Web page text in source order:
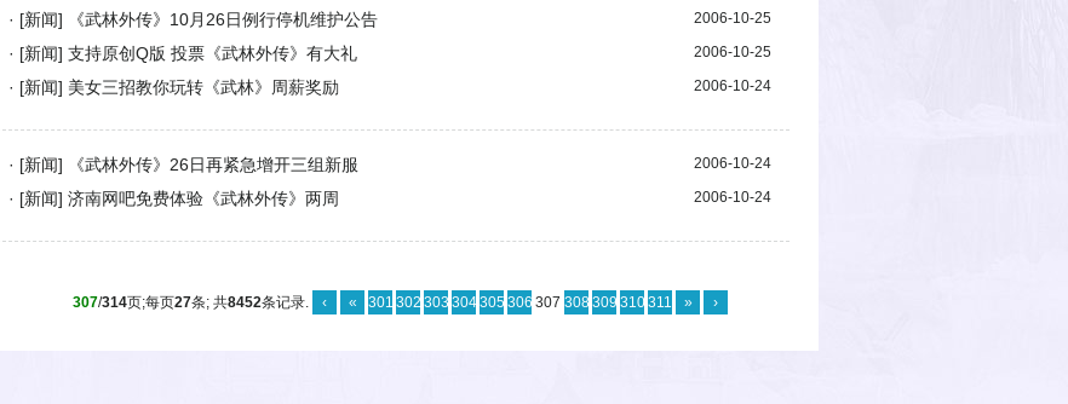
· [新闻] 《武林外传》10月26日例行停机维护公告 2006-10-25
· [新闻] 支持原创Q版 投票《武林外传》有大礼 2006-10-25
· [新闻] 美女三招教你玩转《武林》周薪奖励 2006-10-24
· [新闻] 《武林外传》26日再紧急增开三组新服 2006-10-24
· [新闻] 济南网吧免费体验《武林外传》两周 2006-10-24
307/314页;每页27条; 共8452条记录. ‹ « 301 302 303 304 305 306 307 308 309 310 311 » ›